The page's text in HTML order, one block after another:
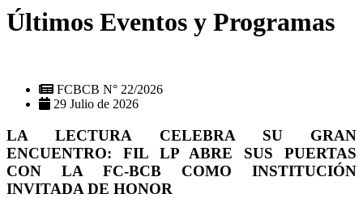
Últimos Eventos y Programas
FCBCB N° 22/2026
29 Julio de 2026
LA LECTURA CELEBRA SU GRAN
ENCUENTRO: FIL LP ABRE SUS PUERTAS
CON LA FC-BCB COMO INSTITUCIÓN
INVITADA DE HONOR